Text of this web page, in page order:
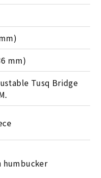
mm)
Tusq Bridge
humbucker